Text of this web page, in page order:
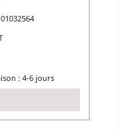
01032564
:
: 4-6 jours